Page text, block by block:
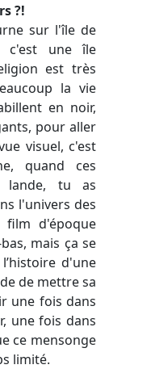
?!
sur l'île de
c'est une île
est très
la vie
en noir,
pour aller
visuel, c'est
quand ces
lande, tu as
l'univers des
d'époque
mais ça se
d'une
de mettre sa
une fois dans
une fois dans
ce mensonge
limité.